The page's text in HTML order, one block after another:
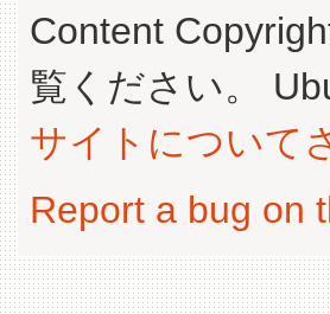
Content
覧ください。
サイトについて
Report a bug on